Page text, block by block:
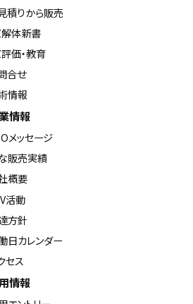
積りから販売
体新書
価・教育
合せ
情報
情報
メッセージ
販売実績
概要
活動
方針
日カレンダー
セス
情報